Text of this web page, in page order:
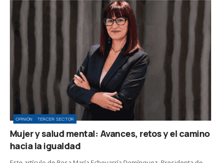
OPINIÓN TERCER SECTOR
Mujer y salud mental: Avances, retos y el camino
hacia la igualdad